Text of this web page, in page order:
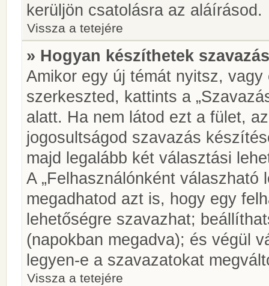
kerüljön csatolásra az aláírásod.
Vissza a tetejére
» Hogyan készíthetek
Amikor egy új témát nyitsz,
szerkeszted, kattints a
alatt. Ha nem látod ezt a fület,
jogosultságod szavazás
majd legalább két választási
A „Felhasználónként válaszható
megadhatod azt is, hogy egy
lehetőségre szavazhat;
(napokban megadva); és végül
legyen-e a szavazatokat
Vissza a tetejére